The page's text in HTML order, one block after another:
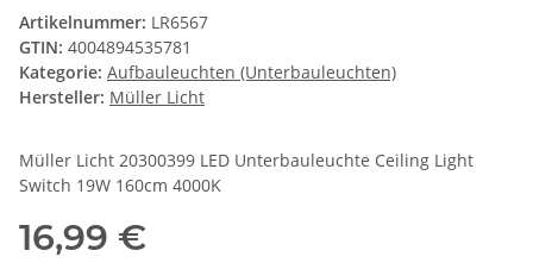
Artikelnummer: LR6567
GTIN: 4004894535781
Kategorie: Aufbauleuchten (Unterbauleuchten)
Hersteller: Müller Licht
Müller Licht 20300399 LED Unterbauleuchte Ceiling Light
Switch 19W 160cm 4000K
16,99 €